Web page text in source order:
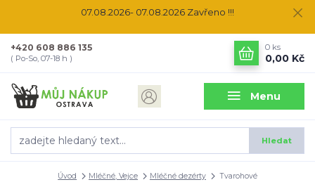
07.08.2026- 07.08.2026 Zavřeno !!!
Menu
Hledat
+420 608 886 135
( Po-So, 07-18 h )
0 ks
0,00 Kč
Úvod Mléčné, Vejce Mléčné dezérty Tvarohové